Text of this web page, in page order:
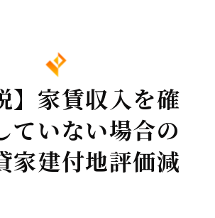
】家賃収入を確
ていない場合の
家建付地評価減